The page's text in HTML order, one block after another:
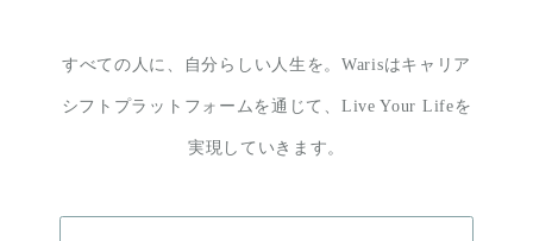
すべての人に、自分らしい人生を。Warisはキャリア
シフトプラットフォームを通じて、 Live Your Lifeを
実現していきます。